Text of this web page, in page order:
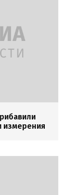
измерения